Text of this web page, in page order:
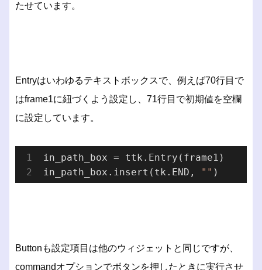
たせています。
Entryはいわゆるテキストボックスで、例えば70行目で
はframe1に紐づくよう設定し、71行目で初期値を空欄
に設定しています。
in_path_box = ttk. Entry( frame1 )
in_path_box.insert(tk.END,
""
Buttonも設定項目は他のウィジェットと同じですが、
commandオプションでボタンを押したときに実行させ